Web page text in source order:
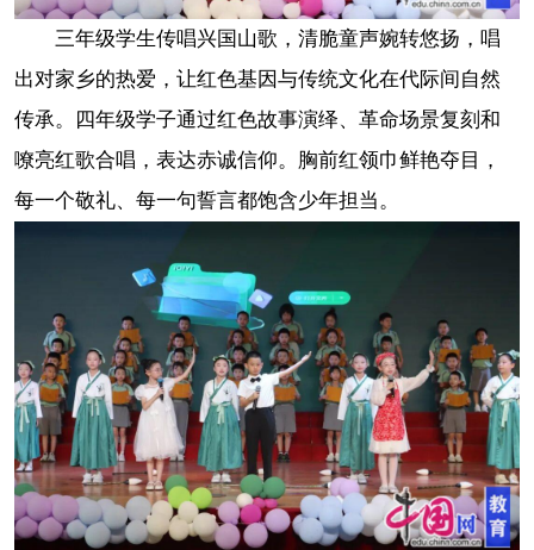
三年级学生传唱兴国山歌，清脆童声婉转悠扬，唱
出对家乡的热爱，让红色基因与传统文化在代际间自然
传承。四年级学子通过红色故事演绎、革命场景复刻和
嘹亮红歌合唱，表达赤诚信仰。胸前红领巾鲜艳夺目，
每一个敬礼、每一句誓言都饱含少年担当。